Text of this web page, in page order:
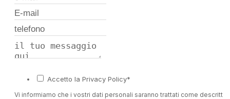
Accetto la Privacy Policy*
Vi informiamo che i vostri dati personali saranno trattati come descritto